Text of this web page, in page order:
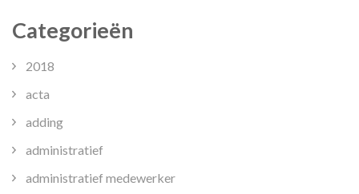
Categorieën
2018
acta
adding
administratief
administratief medewerker